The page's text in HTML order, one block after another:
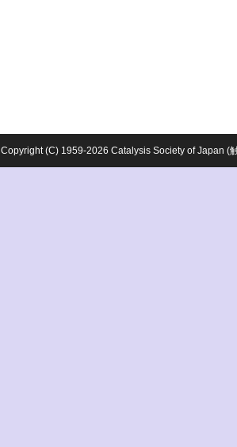
Copyright (C) 1959-2026 Catalysis Society of Japan (